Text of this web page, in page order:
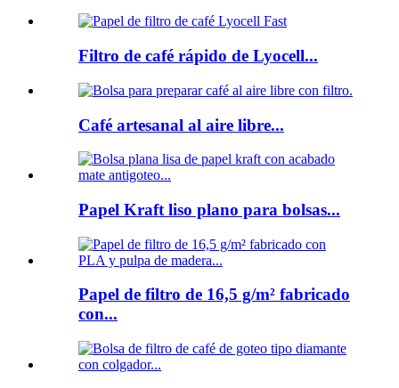
Filtro de café rápido de Lyocell...
Café artesanal al aire libre...
Papel Kraft liso plano para bolsas...
Papel de filtro de 16,5 g/m² fabricado
con...